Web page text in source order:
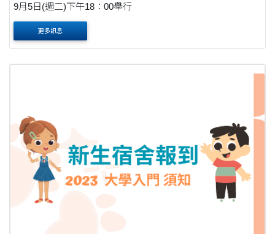
9月5日(週二)下午18：00舉行
更多訊息